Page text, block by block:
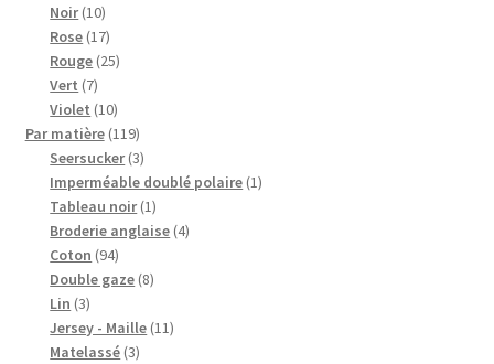
Noir 1010
produits
Rose 1717
produits
Rouge 2525
Vert 77
produits
Violet 1010
produits
Par matière 119119
produits
Seersucker 33
produits
Imperméable doublé polaire 11
Tableau noir 11
produit
Broderie anglaise 44
Coton 9494
produits
Double gaze 88
Lin 33
produits
Jersey - Maille 1111
Matelassé 33